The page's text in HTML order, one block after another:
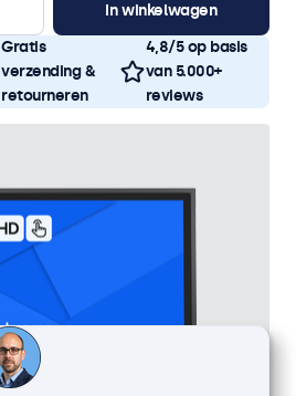
In winkelwagen
Gratis
verzending &
retourneren
4,8/5 op basis
van 5.000+
reviews